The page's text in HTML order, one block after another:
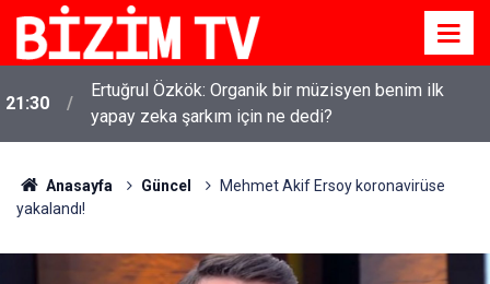
21:30
Ertuğrul Özkök: Organik bir müzisyen benim ilk
yapay zeka şarkım için ne dedi?
Anasayfa Güncel
Mehmet Akif Ersoy koronavirüse
yakalandı!